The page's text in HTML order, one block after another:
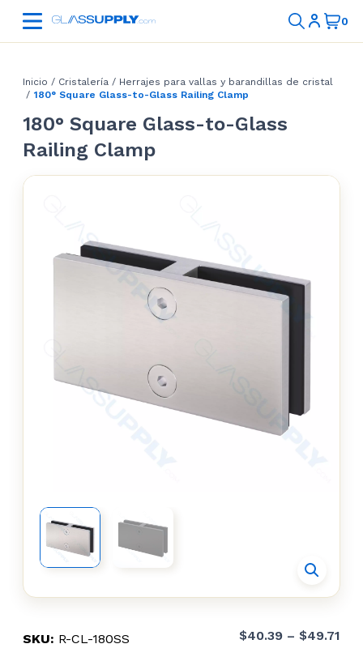
Inicio / Cristalería / Herrajes para vallas y barandillas de cristal
/ 180° Square Glass-to-Glass Railing Clamp
180° Square Glass-to-Glass
Railing Clamp
SKU: R-CL-180SS $40.39 – $49.71